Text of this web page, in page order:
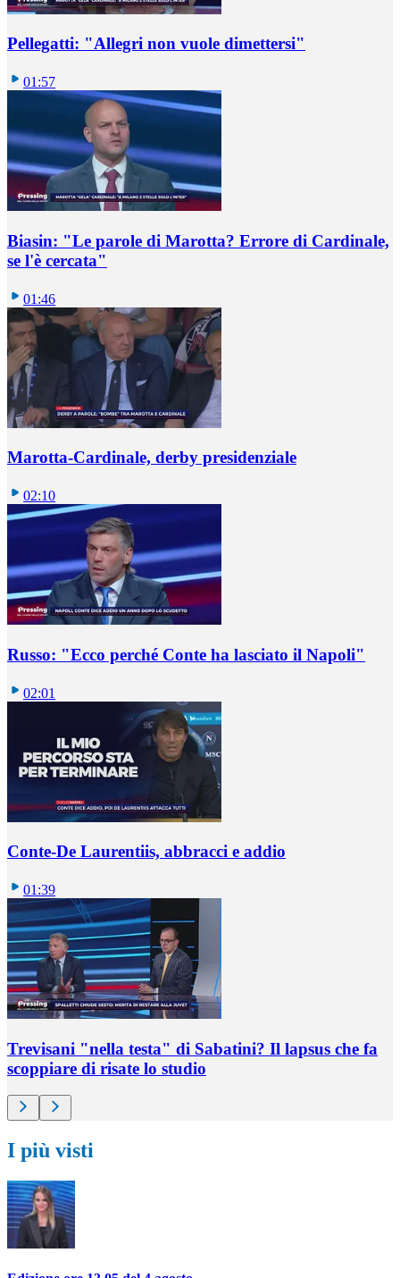
Pellegatti: "Allegri non vuole dimettersi"
01:57
Biasin: "Le parole di Marotta? Errore di Cardinale,
se l'è cercata"
01:46
Marotta-Cardinale, derby presidenziale
02:10
Russo: "Ecco perché Conte ha lasciato il Napoli"
02:01
Conte-De Laurentiis, abbracci e addio
01:39
Trevisani "nella testa" di Sabatini? Il lapsus che fa
scoppiare di risate lo studio
I più visti